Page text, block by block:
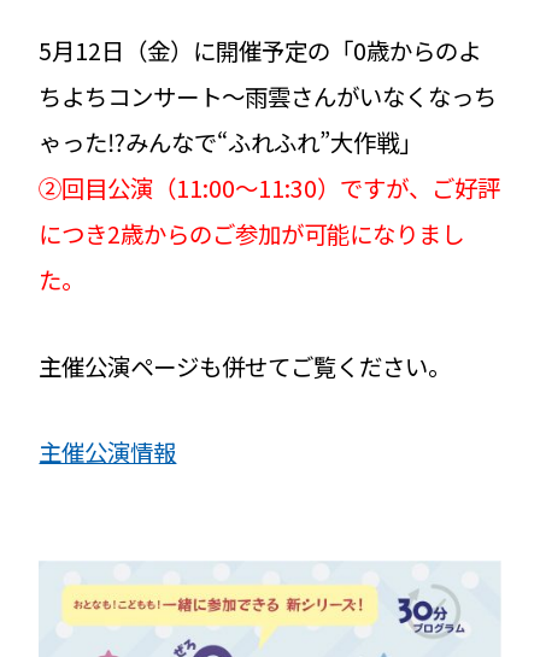
5月12日（金）に開催予定の「0歳からのよ
ちよちコンサート〜雨雲さんがいなくなっち
ゃった⁉️みんなで“ふれふれ”大作戦」
②回目公演（11:00〜11:30）ですが、ご好評
につき2歳からのご参加が可能になりまし
た。
主催公演ページも併せてご覧ください。
主催公演情報